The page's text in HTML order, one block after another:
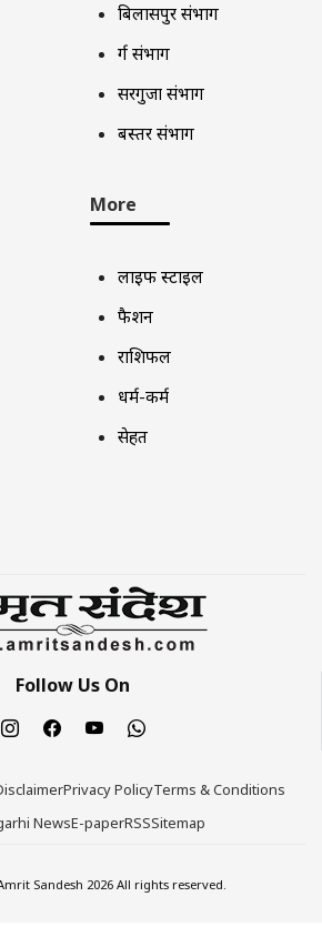
बिलासपुर संभाग
दुर्ग संभाग
सरगुजा संभाग
बस्तर संभाग
More
लाइफ स्टाइल
फैशन
राशिफल
धर्म-कर्म
सेहत
Follow Us On
Privacy PolicyTerms & Conditions
NewsE-paperRSSSitemap
Sandesh 2026 All rights reserved.